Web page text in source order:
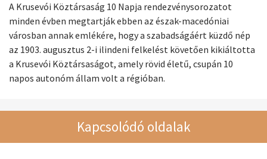
A Krusevói Köztársaság 10 Napja rendezvénysorozatot
minden évben megtartják ebben az észak-macedóniai
városban annak emlékére, hogy a szabadságáért küzdő nép
az 1903. augusztus 2-i ilindeni felkelést követően kikiáltotta
a Krusevói Köztársaságot, amely rövid életű, csupán 10
napos autonóm állam volt a régióban.
Kapcsolódó oldalak